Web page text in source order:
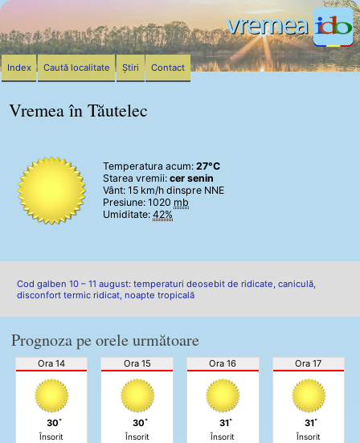
Vremea în Tăutelec
Temperatura acum: 27°C
Starea vremii: cer senin
Vânt: 15 km/h dinspre NNE
Presiune: 1020 mb
Umiditate: 42%
Cod galben 10 – 11 august: temperaturi deosebit de ridicate, caniculă,
disconfort termic ridicat, noapte tropicală
Prognoza pe orele următoare
Ora 14
30˚
Însorit
Ora 15
30˚
Însorit
Ora 16
31˚
Însorit
Ora 17
31˚
Însorit
Index Caută localitate Știri Contact